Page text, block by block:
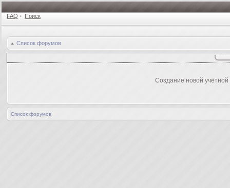
FAQ • Поиск
Список форумов
Создание новой
Список форумов